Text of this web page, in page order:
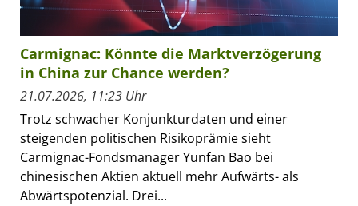
Carmignac: Könnte die Marktverzögerung
in China zur Chance werden?
21.07.2026, 11:23 Uhr
Trotz schwacher Konjunkturdaten und einer
steigenden politischen Risikoprämie sieht
Carmignac-Fondsmanager Yunfan Bao bei
chinesischen Aktien aktuell mehr Aufwärts- als
Abwärtspotenzial. Drei...